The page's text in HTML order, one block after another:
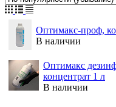
Оптимакс-проф,
В наличии
Оптимакс
концентрат 1 л
В наличии